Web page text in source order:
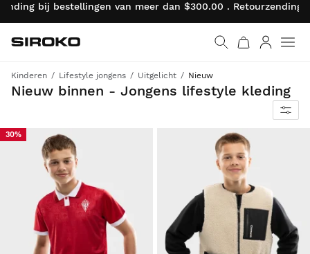
bij bestellingen van meer dan $300.00 .
Ga naar de homepage
Siroko.com
Kinderen Lifestyle jongens Uitgelicht Nieuw
Nieuw binnen - Jongens lifestyle kleding
Nieuwe kleuren en stijlen: meer kledingstukken en accessoires voor een stijl reset
30%